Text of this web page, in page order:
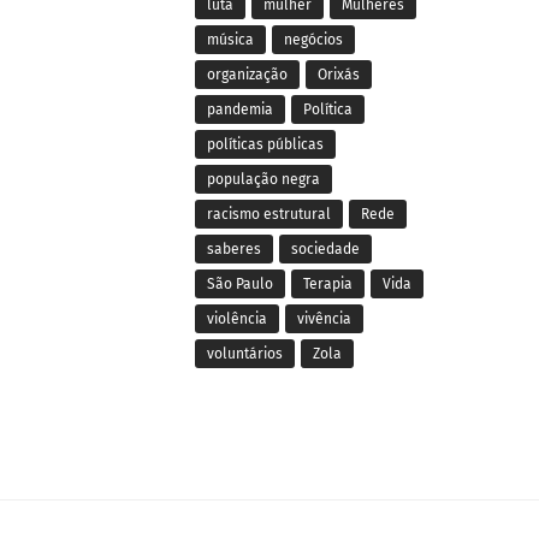
luta mulher Mulheres
música negócios
organização Orixás
pandemia Política
políticas públicas
população negra
racismo estrutural Rede
saberes sociedade
São Paulo Terapia Vida
violência vivência
voluntários Zola